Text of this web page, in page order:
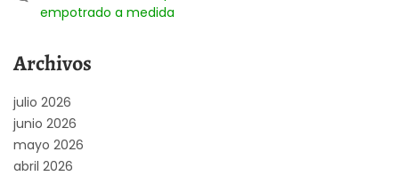
empotrado a medida
Archivos
julio 2026
junio 2026
mayo 2026
abril 2026